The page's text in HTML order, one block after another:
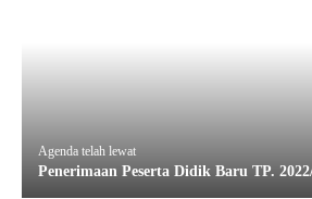
Agenda telah lewat
Penerimaan Peserta Didik Baru TP.